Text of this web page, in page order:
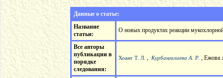
Данные о статье:
Название
статьи:
О новых продуктах реакции
Все авторы
публикации в
порядке
следования:
Хоанг Т. Л. , Курбангалиева А. Р. ,